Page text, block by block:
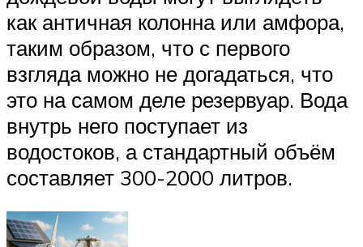
как античная колонна или амфора,
таким образом, что с первого
взгляда можно не догадаться, что
это на самом деле резервуар. Вода
внутрь него поступает из
водостоков, а стандартный объём
составляет 300-2000 литров.